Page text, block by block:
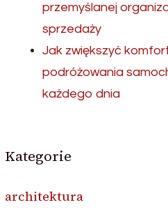
przemyślanej
sprzedaży
Jak zwiększyć
podróżowania
każdego dnia
Kategorie
architektura